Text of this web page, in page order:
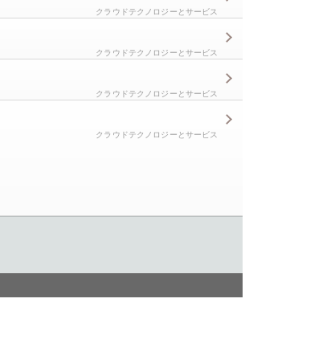
クラウドテクノロジーとサービス
クラウドテクノロジーとサービス
クラウドテクノロジーとサービス
クラウドテクノロジーとサービス